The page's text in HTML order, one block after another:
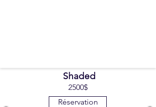
Shaded
2500$
Réservation